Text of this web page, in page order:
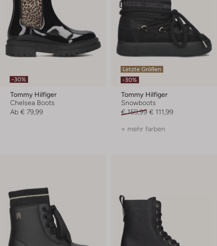
-30%
Tommy Hilfiger
Chelsea Boots
Ab € 79,99
Letzte Größen
-30%
Tommy Hilfiger
Snowboots
€ 159,99 € 111,99
+ mehr farben